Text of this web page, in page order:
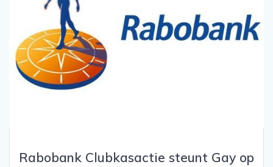
Rabobank Clubkasactie steunt Gay op